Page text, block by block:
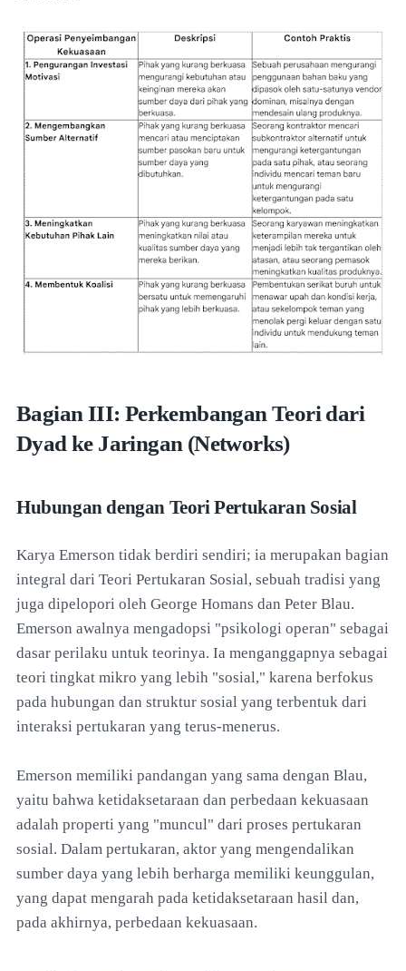
Bagian III: Perkembangan Teori dari
Dyad ke Jaringan (Networks)
Hubungan dengan Teori Pertukaran Sosial
Karya Emerson tidak berdiri sendiri; ia merupakan bagian
integral dari Teori Pertukaran Sosial, sebuah tradisi yang
juga dipelopori oleh George Homans dan Peter Blau.
Emerson awalnya mengadopsi "psikologi operan" sebagai
dasar perilaku untuk teorinya. Ia menganggapnya sebagai
teori tingkat mikro yang lebih "sosial," karena berfokus
pada hubungan dan struktur sosial yang terbentuk dari
interaksi pertukaran yang terus-menerus.
Emerson memiliki pandangan yang sama dengan Blau,
yaitu bahwa ketidaksetaraan dan perbedaan kekuasaan
adalah properti yang "muncul" dari proses pertukaran
sosial. Dalam pertukaran, aktor yang mengendalikan
sumber daya yang lebih berharga memiliki keunggulan,
yang dapat mengarah pada ketidaksetaraan hasil dan,
pada akhirnya, perbedaan kekuasaan.